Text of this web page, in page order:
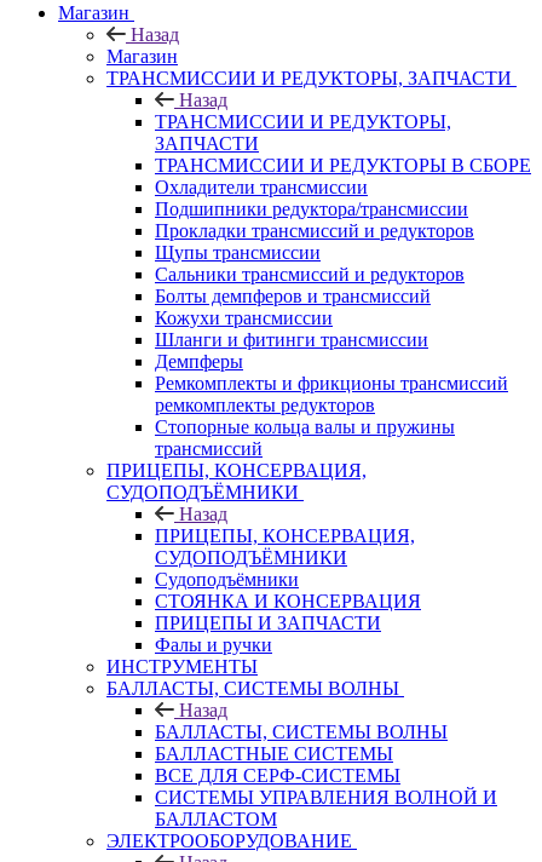
Магазин
Назад
Магазин
ТРАНСМИССИИ И РЕДУКТОРЫ, ЗАПЧАСТИ
Назад
ТРАНСМИССИИ И РЕДУКТОРЫ,
ЗАПЧАСТИ
ТРАНСМИССИИ И РЕДУКТОРЫ В СБОРЕ
Охладители трансмиссии
Подшипники редуктора/трансмиссии
Прокладки трансмиссий и редукторов
Щупы трансмиссии
Сальники трансмиссий и редукторов
Болты демпферов и трансмиссий
Кожухи трансмиссии
Шланги и фитинги трансмиссии
Демпферы
Ремкомплекты и фрикционы трансмиссий
ремкомплекты редукторов
Стопорные кольца валы и пружины
трансмиссий
ПРИЦЕПЫ, КОНСЕРВАЦИЯ,
СУДОПОДЪЁМНИКИ
Назад
ПРИЦЕПЫ, КОНСЕРВАЦИЯ,
СУДОПОДЪЁМНИКИ
Судоподъёмники
СТОЯНКА И КОНСЕРВАЦИЯ
ПРИЦЕПЫ И ЗАПЧАСТИ
Фалы и ручки
ИНСТРУМЕНТЫ
БАЛЛАСТЫ, СИСТЕМЫ ВОЛНЫ
Назад
БАЛЛАСТЫ, СИСТЕМЫ ВОЛНЫ
БАЛЛАСТНЫЕ СИСТЕМЫ
ВСЕ ДЛЯ СЕРФ-СИСТЕМЫ
СИСТЕМЫ УПРАВЛЕНИЯ ВОЛНОЙ И
БАЛЛАСТОМ
ЭЛЕКТРООБОРУДОВАНИЕ